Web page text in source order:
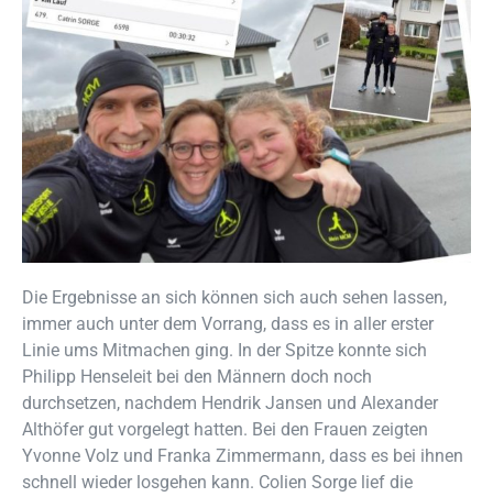
Die Ergebnisse an sich können sich auch sehen lassen,
immer auch unter dem Vorrang, dass es in aller erster
Linie ums Mitmachen ging. In der Spitze konnte sich
Philipp Henseleit bei den Männern doch noch
durchsetzen, nachdem Hendrik Jansen und Alexander
Althöfer gut vorgelegt hatten. Bei den Frauen zeigten
Yvonne Volz und Franka Zimmermann, dass es bei ihnen
schnell wieder losgehen kann. Colien Sorge lief die